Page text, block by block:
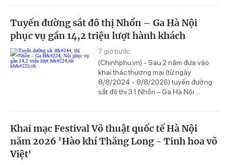
Tuyến đường sắt đô thị Nhổn – Ga Hà Nội
phục vụ gần 14,2 triệu lượt hành khách
7 giờ trước
(Chinhphu.vn) - Sau 2 năm đưa vào
khai thác thương mại (từ ngày
8/8/2024 - 8/8/2026) tuyến đường
sắt đô thị 3.1 Nhổn – Ga Hà Nội ...
Khai mạc Festival Võ thuật quốc tế Hà Nội
năm 2026 'Hào khí Thăng Long - Tinh hoa võ
Việt'